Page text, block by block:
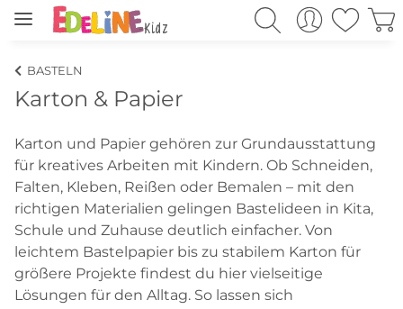
BASTELN
Karton & Papier
Karton und Papier gehören zur Grundausstattung
für kreatives Arbeiten mit Kindern. Ob Schneiden,
Falten, Kleben, Reißen oder Bemalen – mit den
richtigen Materialien gelingen Bastelideen in Kita,
Schule und Zuhause deutlich einfacher. Von
leichtem Bastelpapier bis zu stabilem Karton für
größere Projekte findest du hier vielseitige
Lösungen für den Alltag. So lassen sich